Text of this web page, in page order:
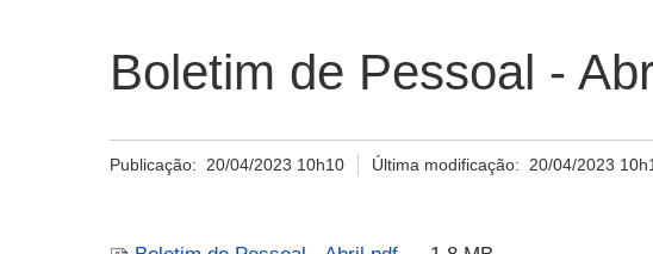
Boletim de Pessoal -
Publicação: 20/04/2023 10h10 Última modificação: 20/04/2023